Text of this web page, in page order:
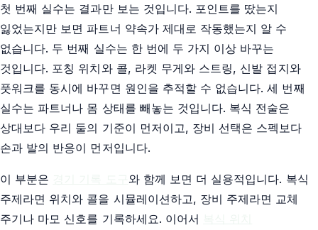
첫 번째 실수는 결과만 보는 것입니다. 포인트를 땄는지
잃었는지만 보면 파트너 약속가 제대로 작동했는지 알 수
없습니다. 두 번째 실수는 한 번에 두 가지 이상 바꾸는
것입니다. 포칭 위치와 콜, 라켓 무게와 스트링, 신발 접지와
풋워크를 동시에 바꾸면 원인을 추적할 수 없습니다. 세 번째
실수는 파트너나 몸 상태를 빼놓는 것입니다. 복식 전술은
상대보다 우리 둘의 기준이 먼저이고, 장비 선택은 스펙보다
손과 발의 반응이 먼저입니다.
이 부분은
와 함께 보면 더 실용적입니다. 복식
주제라면 위치와 콜을 시뮬레이션하고, 장비 주제라면 교체
주기나 마모 신호를 기록하세요. 이어서